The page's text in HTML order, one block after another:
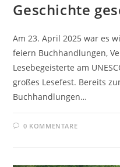
Geschichte
Am 23. April 2025 war es
feiern Buchhandlungen,
Lesebegeisterte am
großes Lesefest. Bereits
Buchhandlungen…
0 KOMMENTARE